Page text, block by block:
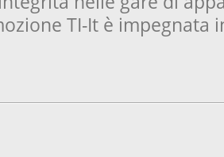
TI-It è impegnata